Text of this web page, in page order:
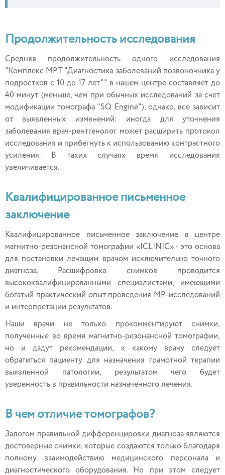
Продолжительность исследования
Средняя продолжительность одного исследования
"Комплекс МРТ "Диагностика заболеваний позвоночника у
подростков с 10 до 17 лет"" в нашем центре составляет до
40 минут (меньше, чем при обычных исследований за счет
модификации томографа "SQ Engine"), однако, все зависит
от выявленных изменений: иногда для уточнения
заболевания врач-рентгенолог может расширить протокол
исследования и прибегнуть к использованию контрастного
усиления. В таких случаях время исследования
увеличивается.
Квалифицированное письменное
заключение
Квалифицированное письменное заключение в центре
магнитно-резонансной томографии «ICLINIC» - это основа
для постановки лечащим врачом исключительно точного
диагноза. Расшифровка снимков проводится
высококвалифицированными специалистами, имеющими
богатый практический опыт проведения МР-исследований
и интерпретации результатов.
Наши врачи не только прокомментируют снимки,
полученные во время магнитно-резонансной томографии,
но и дадут рекомендации, к какому врачу следует
обратиться пациенту для назначения грамотной терапии
выявленной патологии, результатом чего будет
уверенность в правильности назначенного лечения.
В чем отличие томографов?
Залогом правильной дифференцировки диагноза являются
достоверные снимки, которые создаются только благодаря
полному взаимодействию медицинского персонала и
диагностического оборудования. Но при этом следует